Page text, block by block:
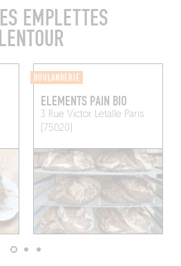
EMPLETTES
BOULANGERIE
ELEMENTS PAIN BIO
3 Rue Victor Letalle Paris
(75020)